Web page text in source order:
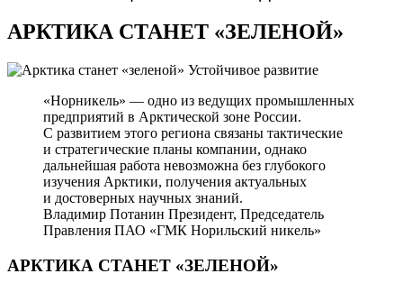
АРКТИКА СТАНЕТ «ЗЕЛЕНОЙ»
Устойчивое развитие
«Норникель» — одно из ведущих промышленных
предприятий в Арктической зоне России.
С развитием этого региона связаны тактические
и стратегические планы компании, однако
дальнейшая работа невозможна без глубокого
изучения Арктики, получения актуальных
и достоверных научных знаний.
Владимир Потанин Президент, Председатель
Правления ПАО «ГМК Норильский никель»
АРКТИКА СТАНЕТ «ЗЕЛЕНОЙ»